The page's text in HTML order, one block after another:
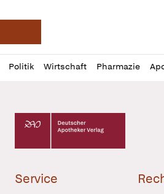
Deutsche Apotheker
Politik Wirtschaft Pharmazie
Profil
öffnen
Daz
Pur
Deutscher Apotheker Verlag Logo
Service